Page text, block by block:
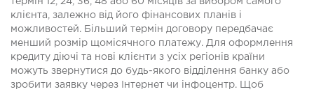
клієнта, залежно від його фінансових планів і
можливостей. Більший термін договору передбачає
менший розмір щомісячного платежу. Для оформлення
кредиту діючі та нові клієнти з усіх регіонів країни
можуть звернутися до будь-якого відділення банку або
зробити заявку через Інтернет чи інфоцентр. Щоб